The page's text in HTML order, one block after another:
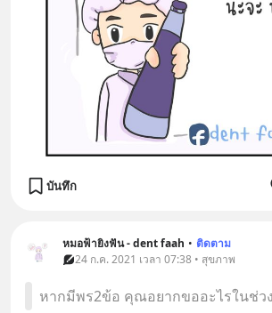
บันทึก
หมอฟ้ายิงฟัน - dent faah • ติดตาม
24 ก.ค. 2021 เวลา 07:38 • สุขภาพ
หากมีพร2ข้อ คุณอยากขออะไรในช่ว